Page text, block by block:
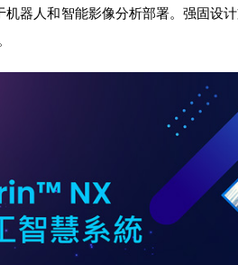
器人和智能影像分析部署。强固设